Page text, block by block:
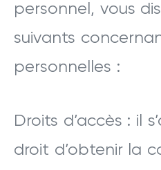
personnel, vous
suivants
personnelles :
Droits d’accès : il
droit d’obtenir la